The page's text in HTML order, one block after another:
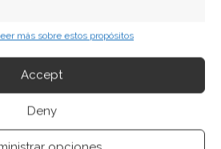
más sobre estos propósitos
Accept
Deny